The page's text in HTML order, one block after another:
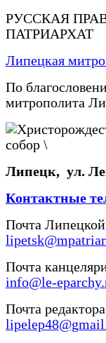
РУССКАЯ
ПАТРИАРХАТ
Липецкая
По
митрополита
Липецк, ул.
Контактные
Почта
Почта
info@le-
Почта